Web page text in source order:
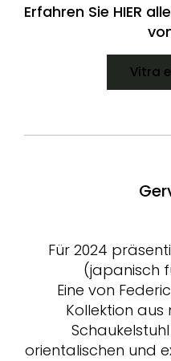
Erfahren Sie HIER
Vitra
Für 2024
(japanisch
Eine von
Kollektion
orientalischen und